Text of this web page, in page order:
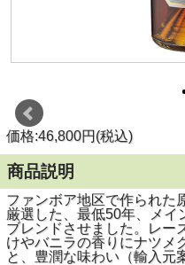
価格:46,800円(税込)
商品説明
ファンボア地区で作られた
厳選した、最低50年、メイ
ブレンドさせました。レー
けやバニラの香りにナツメ
と、豊潤な味わい（輸入元